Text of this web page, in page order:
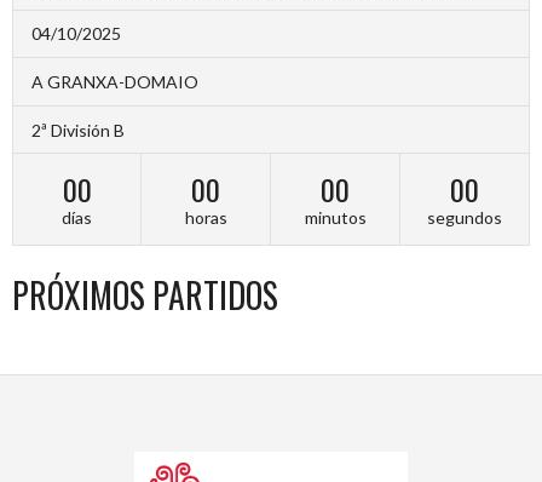
04/10/2025
A GRANXA-DOMAIO
2ª División B
00
días
00
horas
00
minutos
00
segundos
PRÓXIMOS PARTIDOS